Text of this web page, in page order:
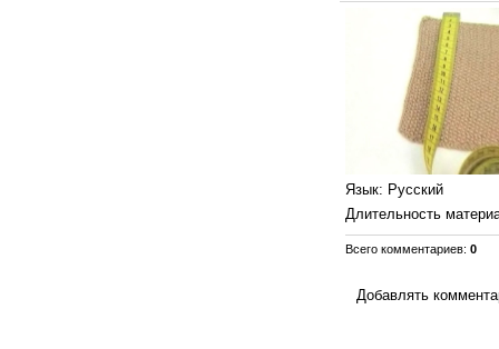
Язык: Русский
Длительность
Всего комментариев: 0
Добавлять